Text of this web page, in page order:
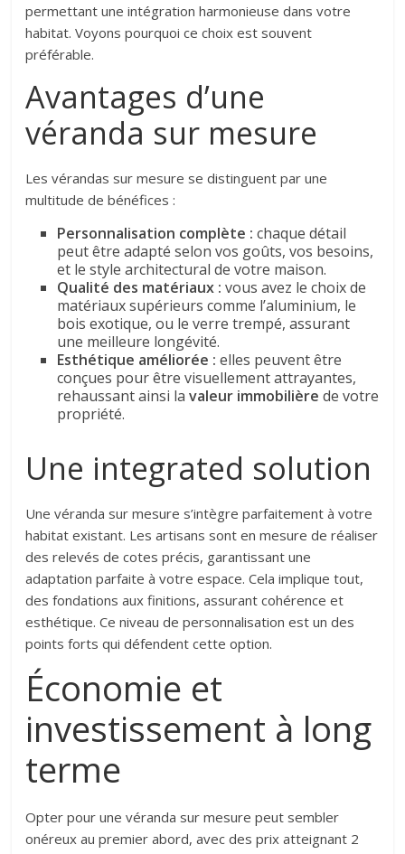
permettant une intégration harmonieuse dans votre
habitat. Voyons pourquoi ce choix est souvent
préférable.
Avantages d’une
véranda sur mesure
Les vérandas sur mesure se distinguent par une
multitude de bénéfices :
Personnalisation complète : chaque détail
peut être adapté selon vos goûts, vos besoins,
et le style architectural de votre maison.
Qualité des matériaux : vous avez le choix de
matériaux supérieurs comme l’aluminium, le
bois exotique, ou le verre trempé, assurant
une meilleure longévité.
Esthétique améliorée : elles peuvent être
conçues pour être visuellement attrayantes,
rehaussant ainsi lavaleur immobilière de votre
propriété.
Une integrated solution
Une véranda sur mesure s’intègre parfaitement à votre
habitat existant. Les artisans sont en mesure de réaliser
des relevés de cotes précis, garantissant une
adaptation parfaite à votre espace. Cela implique tout,
des fondations aux finitions, assurant cohérence et
esthétique. Ce niveau de personnalisation est un des
points forts qui défendent cette option.
Économie et
investissement à long
terme
Opter pour une véranda sur mesure peut sembler
onéreux au premier abord, avec des prix atteignant 2